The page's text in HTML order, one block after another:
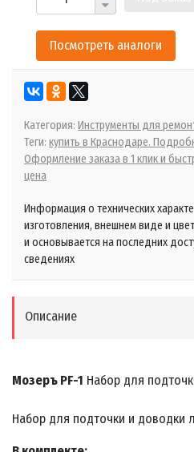
Посмотреть аналоги
Категория: Инструменты для
Теги: купить в Краснодаре.
Оформление заказа в 1 клик и
цена
Информация о технических
изготовления, внешнем виде и
и основывается на последних
сведениях
Описание
Мозеръ PF-1 Набор для
Набор для подточки и доводки